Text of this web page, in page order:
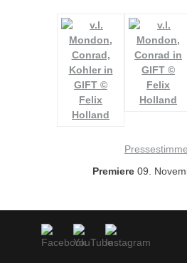
Premiere09.